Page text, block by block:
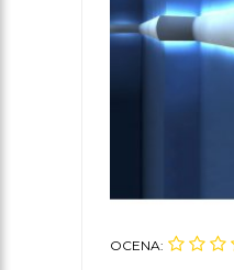
OCENA: